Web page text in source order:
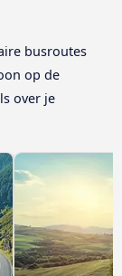
busroutes
op de
over je